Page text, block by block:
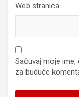
Web stranica
Sačuvaj moje
za buduće